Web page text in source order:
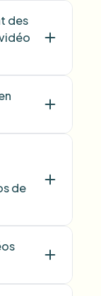
des
de